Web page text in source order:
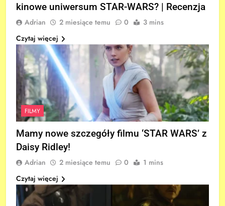
kinowe uniwersum STAR-WARS? | Recenzja
Adrian 2 miesiące temu 0
3 mins
Czytaj więcej
FILMY
Mamy nowe szczegóły filmu ‘STAR WARS’ z
Daisy Ridley!
Adrian 2 miesiące temu 0
1 mins
Czytaj więcej